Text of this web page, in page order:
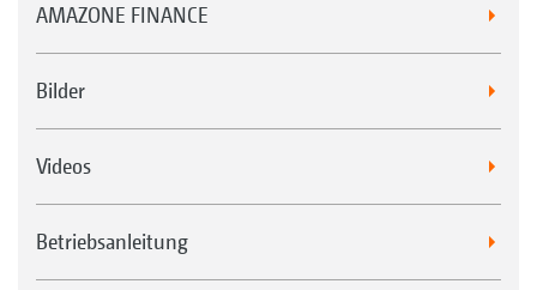
AMAZONE FINANCE
Bilder
Videos
Betriebsanleitung